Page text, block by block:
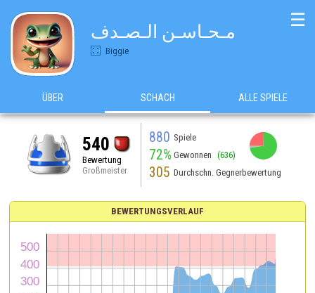
مـحـاسـن الـصـدف
Biggie
☰
ÜBER SCHACH ALLE SPIELE
540
Bewertung
Großmeister
880 Spiele
72% Gewonnen (636)
305 Durchschn. Gegnerbewertung
BEWERTUNGSVERLAUF